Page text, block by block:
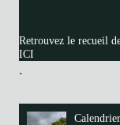
Retrouvez le recueil
ICI
.
Calendrier